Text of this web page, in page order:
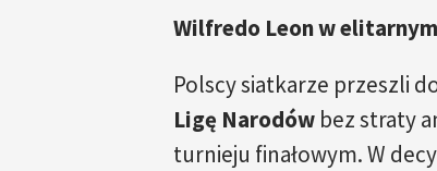
Wilfredo Leon w
Polscy siatkarze przeszli
Ligę Narodówbez straty
turnieju finałowym. W